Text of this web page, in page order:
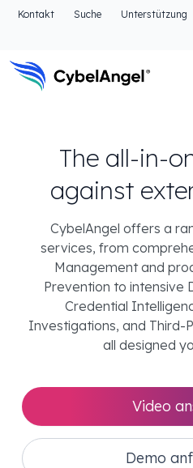
Zum Kopfbereich
Zur Suche gehen
Zum Fußbereich
Kontakt Suche Unterstützung
Hauptnavigation
The all-in-
against
CybelAngel offers a
services, from
Management and
Prevention to intensive
Credential
Investigations, and Third-
all designed
Video
Demo